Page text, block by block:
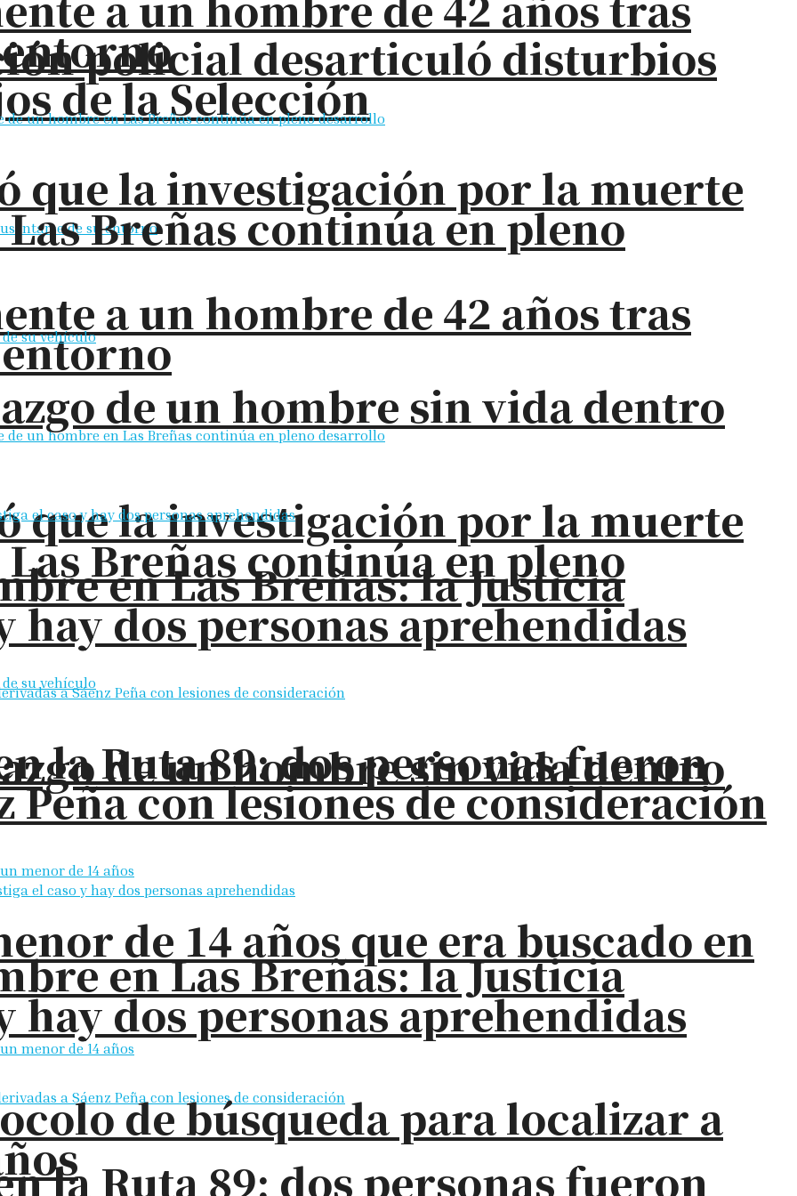
policial desarticuló disturbios
de la Selección
a un hombre de 42 años tras
que la investigación por la muerte
Breñas continúa en pleno
de un hombre sin vida dentro
en Las Breñas: la Justicia
hay dos personas aprehendidas
la Ruta 89: dos personas fueron
que la investigación por la muerte
Breñas continúa en pleno
de un hombre sin vida dentro
en Las Breñas: la Justicia
hay dos personas aprehendidas
la Ruta 89: dos personas fueron
Peña con lesiones de consideración
de 14 años que era buscado en
de búsqueda para localizar a